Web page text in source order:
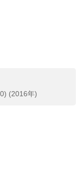
(2016年)